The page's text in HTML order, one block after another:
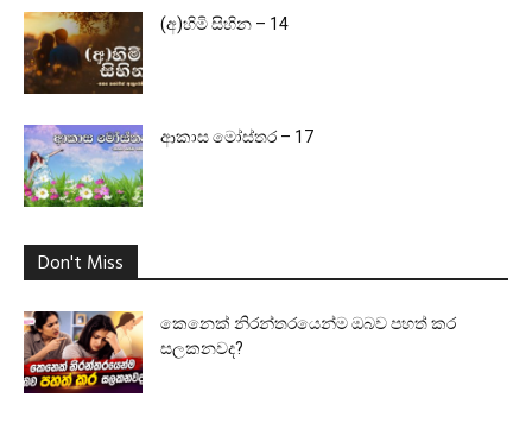
(අ)හිමි සිහින – 14
ආකාස මෝස්තර – 17
Don't Miss
කෙනෙක් නිරන්තරයෙන්ම ඔබව පහත් කර
සලකනවද?